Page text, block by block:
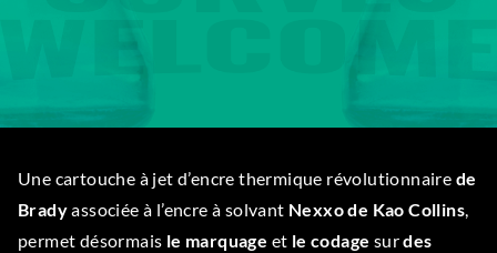
Une cartouche à jet d’encre thermique révolutionnaire de
Bradyassociée à l’encre à solvant Nexxo de Kao Collins,
permet désormais le marquage et le codage surdes